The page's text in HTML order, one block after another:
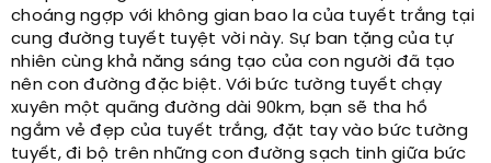
choáng ngợp với không gian bao la của tuyết trắng tại
cung đường tuyết tuyệt vời này. Sự ban tặng của tự
nhiên cùng khả năng sáng tạo của con người đã tạo
nên con đường đặc biệt. Với bức tường tuyết chạy
xuyên một quãng đường dài 90km, bạn sẽ tha hồ
ngắm vẻ đẹp của tuyết trắng, đặt tay vào bức tường
tuyết, đi bộ trên những con đường sạch tinh giữa bức